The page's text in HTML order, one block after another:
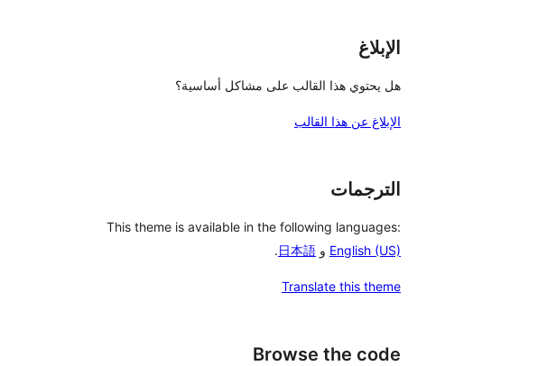
الإبلاغ
هل يحتوي هذا القالب على مشاكل أساسية؟
الإبلاغ عن هذا القالب
الترجمات
This theme is available in the following languages:
English (US) و 日本語
.
Translate this theme
Browse the code